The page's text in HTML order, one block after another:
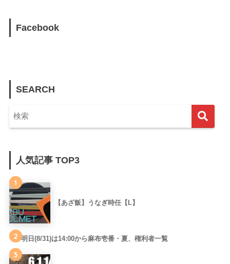
Facebook
SEARCH
人気記事 TOP3
1
【あざ飯】うなぎ時任【L】
2 明日(8/31)は14:00から麻布壱番・夏、権利者一覧
3